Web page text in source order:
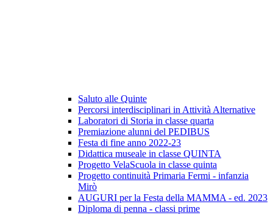
Saluto alle Quinte
Percorsi interdisciplinari in Attività Alternative
Laboratori di Storia in classe quarta
Premiazione alunni del PEDIBUS
Festa di fine anno 2022-23
Didattica museale in classe QUINTA
Progetto VelaScuola in classe quinta
Progetto continuità Primaria Fermi - infanzia
Mirò
AUGURI per la Festa della MAMMA - ed. 2023
Diploma di penna - classi prime